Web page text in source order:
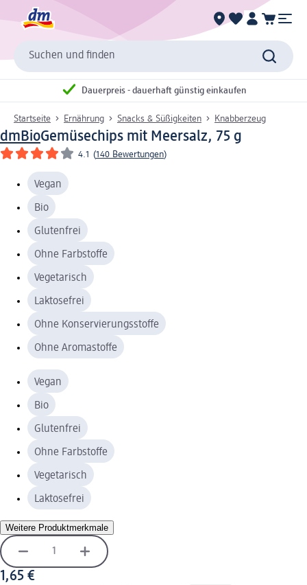
Suchen und finden
Dauerpreis - dauerhaft günstig einkaufen
Startseite Ernährung Snacks & Süßigkeiten Knabberzeug
dmBioGemüsechips mit Meersalz, 75 g
4.1 (140 Bewertungen)
Vegan
Bio
Glutenfrei
Ohne Farbstoffe
Vegetarisch
Laktosefrei
Ohne Konservierungsstoffe
Ohne Aromastoffe
Vegan
Bio
Glutenfrei
Ohne Farbstoffe
Vegetarisch
Laktosefrei
Weitere Produktmerkmale
1,65 €